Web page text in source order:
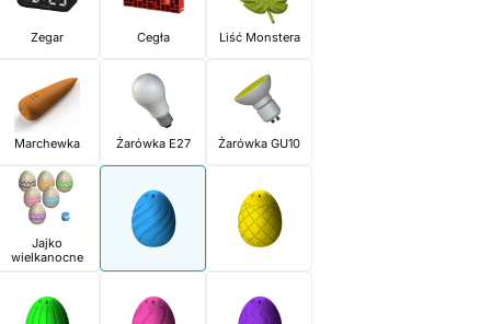
Zegar Cegła Liść Monstera
Marchewka Żarówka E27 Żarówka GU10
Jajko
wielkanocne